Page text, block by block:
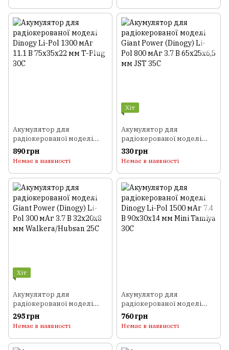
Акумулятор для
радіокерованої моделі
Dinogy Li-Pol 1300 мАг 11.1
В 75x35x22 мм T-Plug 30C
890 грн
Немає в наявності
Хіт
Акумулятор для
радіокерованої моделі
Giant Power (Dinogy) Li-Pol
800 мАг 3.7 В 65x25x6,5 мм
330 грн
Немає в наявності
Хіт
Акумулятор для
радіокерованої моделі
Giant Power (Dinogy) Li-Pol
300 мАг 3.7 В 32x20x8 мм
295 грн
Немає в наявності
Акумулятор для
радіокерованої моделі
Dinogy Li-Pol 1500 мАг 7.4 В
90x30x14 мм Mini Tamiya
760 грн
Немає в наявності